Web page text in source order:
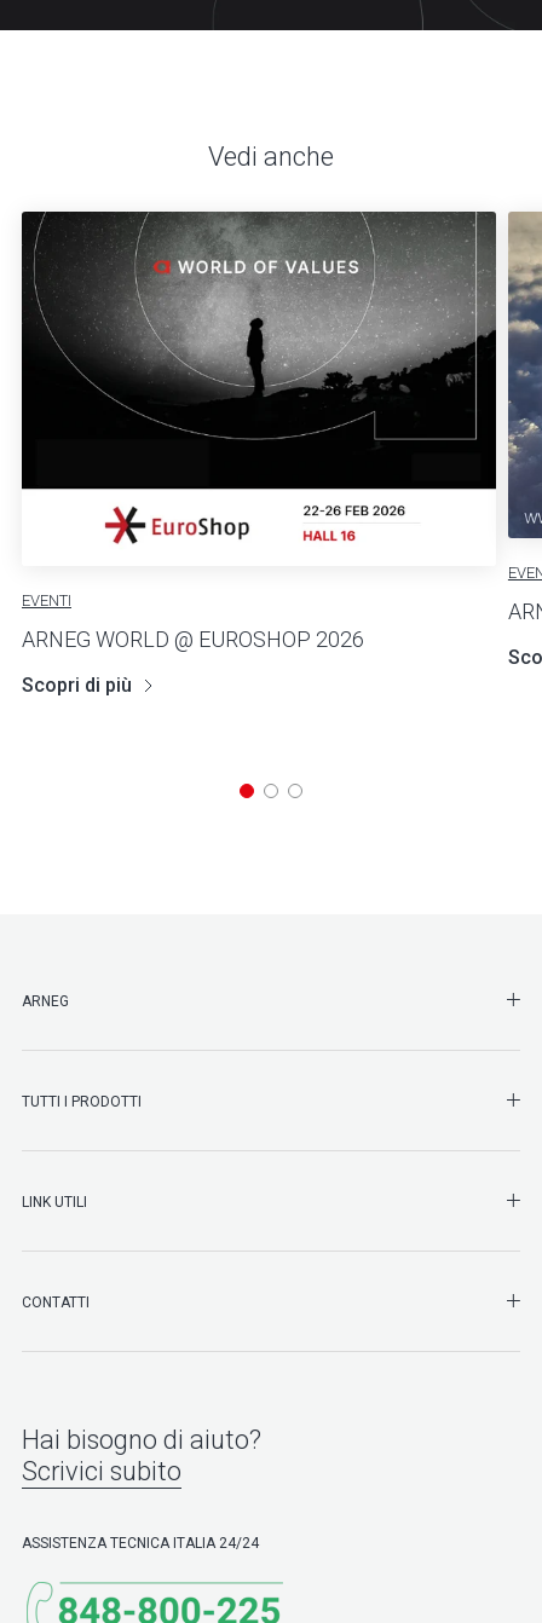
Vedi anche
EVENTI
ARNEG WORLD @ EUROSHOP 2026
Scopri di più
ARNEG
TUTTI I PRODOTTI
LINK UTILI
CONTATTI
Hai bisogno di aiuto?
Scrivici subito
ASSISTENZA TECNICA ITALIA 24/24